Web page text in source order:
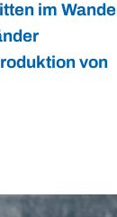
im Wandel
von